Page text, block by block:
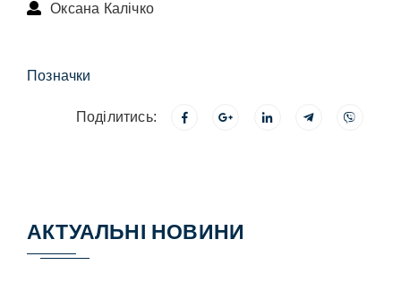
Оксана Калічко
Позначки
Поділитись:
АКТУАЛЬНІ НОВИНИ